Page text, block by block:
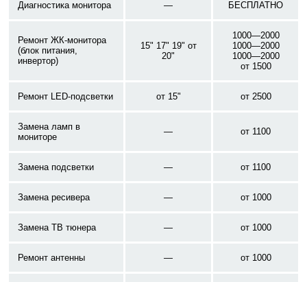
Диагностика монитора — БЕСПЛАТНО
Ремонт ЖК-монитора
(блок питания,
инвертор)
15" 17" 19" от
20"
1000—2000
1000—2000
1000—2000
от 1500
Ремонт LED-подсветки от 15" от 2500
Замена ламп в
мониторе
— от 1100
Замена подсветки — от 1100
Замена ресивера — от 1000
Замена ТВ тюнера — от 1000
Ремонт антенны — от 1000